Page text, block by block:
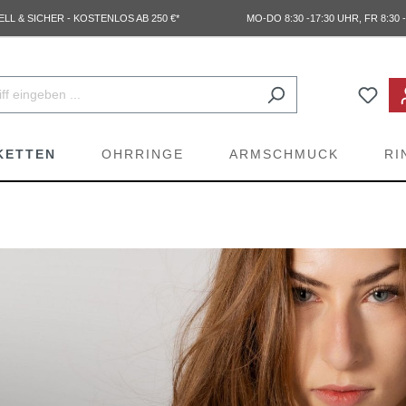
& SICHER - KOSTENLOS AB 250 €* MO-DO 8:30 -17:30 UHR, FR 8:30
OHRRINGE ARMSCHMUCK